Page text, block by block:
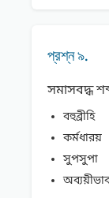
প্রশ্ন ৯.
সমাসবদ্ধ
বহুব্রীহি
কর্মধারয়
সুপসুপা